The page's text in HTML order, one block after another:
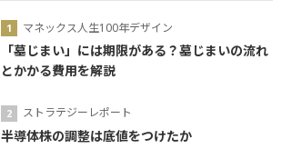
マネックス人生100年デザイン
「墓じまい」には期限がある？墓じまいの流れ
とかかる費用を解説
ストラテジーレポート
半導体株の調整は底値をつけたか